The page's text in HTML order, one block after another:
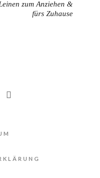
POST:
zum Anziehen &
fürs Zuhause